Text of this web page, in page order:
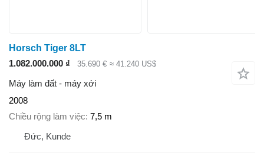
Horsch Tiger 8LT
1.082.000.000 ₫
35.690 € ≈ 41.240 US$
Máy làm đất - máy xới
2008
Chiều rộng làm việc 7,5 m
Đức, Kunde